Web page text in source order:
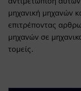
μηχανική μηχανών
επιτρέποντας
μηχανών σε
τομείς.